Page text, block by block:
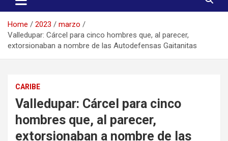
Home 2023
marzo
Valledupar: Cárcel para cinco hombres que, al parecer,
extorsionaban a nombre de las Autodefensas Gaitanitas
CARIBE
Valledupar: Cárcel para cinco
hombres que, al parecer,
extorsionaban a nombre de las